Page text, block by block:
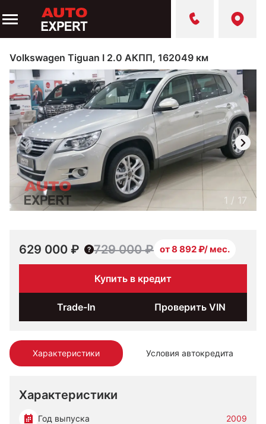
Volkswagen Tiguan I 2.0 АКПП, 162049 км
Характеристики Условия автокредита
Характеристики
Год выпуска 2009
1 / 17
629 000 ₽ 729 000 ₽ от 8 892 ₽/ мес.
Купить в кредит
Trade-In Проверить VIN